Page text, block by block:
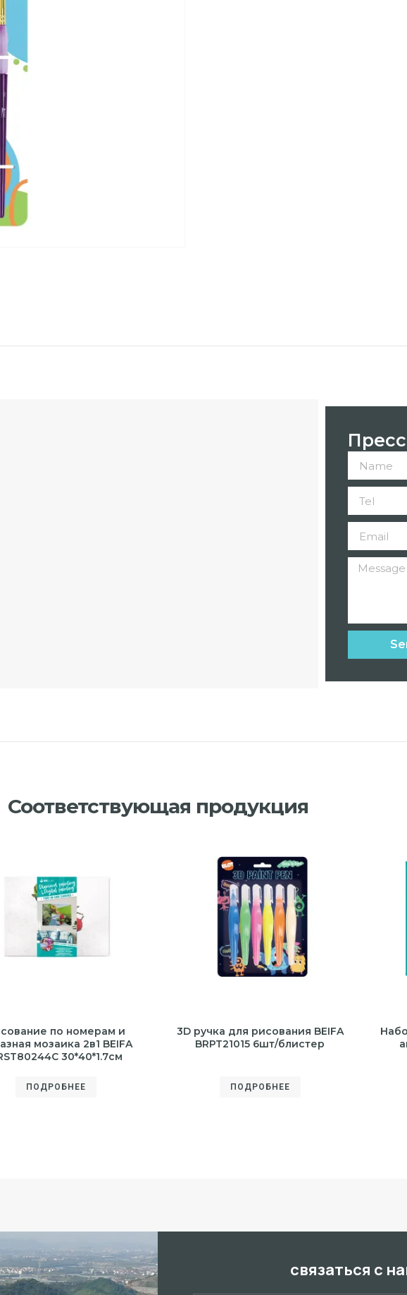
Соответствующая продукция
по номерам и
мозаика 2в1 BEIFA
30*40*1.7см
ПОДРОБНЕЕ
3D ручка для рисования BEIFA
BRPT21015 6шт/блистер
ПОДРОБНЕЕ
связаться с